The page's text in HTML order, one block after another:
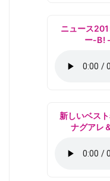
ニュース
ー-B!
新しいベス
ナグアレ